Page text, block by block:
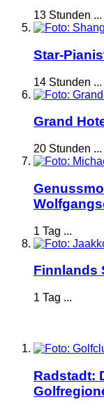
13 Stunden ...
Star-
14 Stunden ...
Grand
20 Stunden ...
1 Tag ...
Finnlands
1 Tag ...
Radstadt: